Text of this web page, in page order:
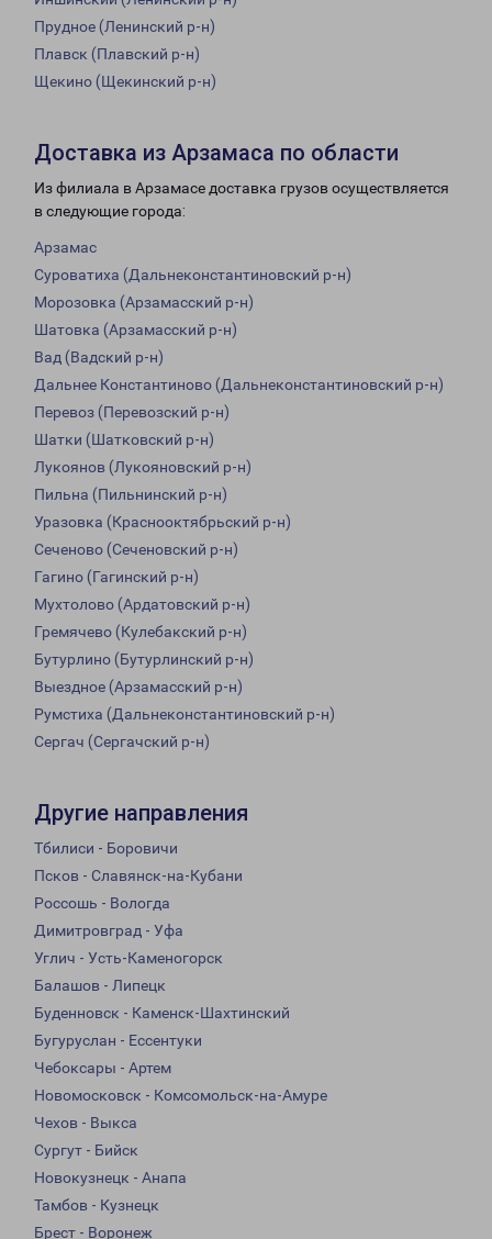
Прудное (Ленинский р-н)
Плавск (Плавский р-н)
Щекино (Щекинский р-н)
Доставка из Арзамаса по области
Из филиала в Арзамасе доставка грузов осуществляется
в следующие города:
Арзамас
Суроватиха (Дальнеконстантиновский р-н)
Морозовка (Арзамасский р-н)
Шатовка (Арзамасский р-н)
Вад (Вадский р-н)
Дальнее Константиново (Дальнеконстантиновский р-н)
Перевоз (Перевозский р-н)
Шатки (Шатковский р-н)
Лукоянов (Лукояновский р-н)
Пильна (Пильнинский р-н)
Уразовка (Краснооктябрьский р-н)
Сеченово (Сеченовский р-н)
Гагино (Гагинский р-н)
Мухтолово (Ардатовский р-н)
Гремячево (Кулебакский р-н)
Бутурлино (Бутурлинский р-н)
Выездное (Арзамасский р-н)
Румстиха (Дальнеконстантиновский р-н)
Сергач (Сергачский р-н)
Другие направления
Тбилиси - Боровичи
Псков - Славянск-на-Кубани
Россошь - Вологда
Димитровград - Уфа
Углич - Усть-Каменогорск
Балашов - Липецк
Буденновск - Каменск-Шахтинский
Бугуруслан - Ессентуки
Чебоксары - Артем
Новомосковск - Комсомольск-на-Амуре
Чехов - Выкса
Сургут - Бийск
Новокузнецк - Анапа
Тамбов - Кузнецк
Брест - Воронеж